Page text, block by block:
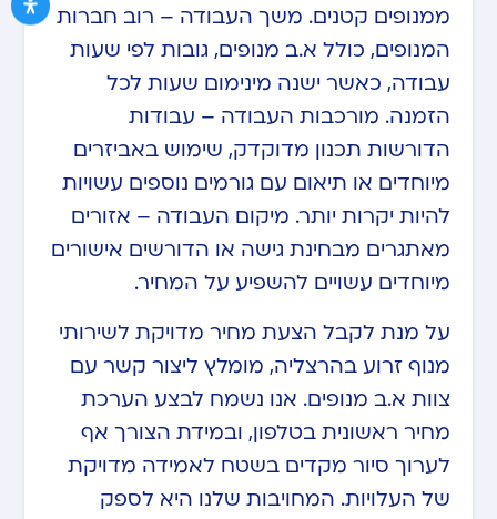
ממנופים קטנים. משך העבודה – רוב חברות
המנופים, כולל א.ב מנופים, גובות לפי שעות
עבודה, כאשר ישנה מינימום שעות לכל
הזמנה. מורכבות העבודה – עבודות
הדורשות תכנון מדוקדק, שימוש באביזרים
מיוחדים או תיאום עם גורמים נוספים עשויות
להיות יקרות יותר. מיקום העבודה – אזורים
מאתגרים מבחינת גישה או הדורשים אישורים
מיוחדים עשויים להשפיע על המחיר.
על מנת לקבל הצעת מחיר מדויקת לשירותי
מנוף זרוע בהרצליה, מומלץ ליצור קשר עם
צוות א.ב מנופים. אנו נשמח לבצע הערכת
מחיר ראשונית בטלפון, ובמידת הצורך אף
לערוך סיור מקדים בשטח לאמידה מדויקת
של העלויות. המחויבות שלנו היא לספק